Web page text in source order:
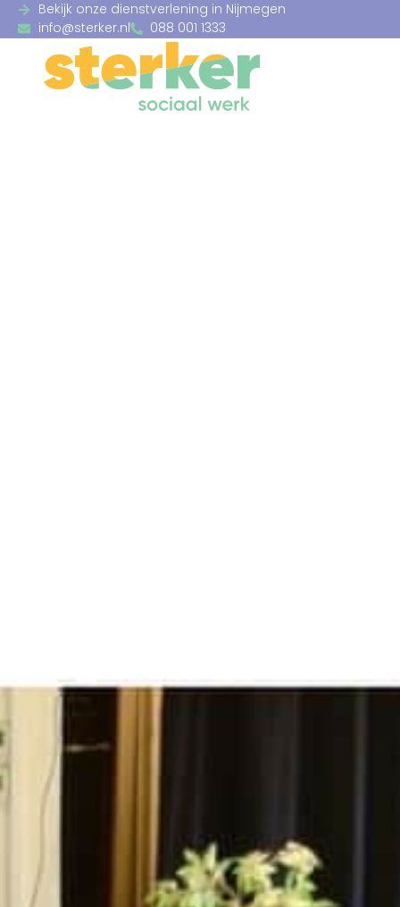
Bekijk onze dienstverlening in Nijmegen
info@sterker.nl
088 001 1333